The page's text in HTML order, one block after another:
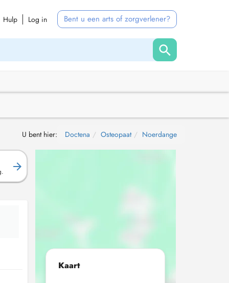
Hulp Log in Bent u een arts of zorgverlener?
U bent hier: Doctena Osteopaat Noerdange
Kaart